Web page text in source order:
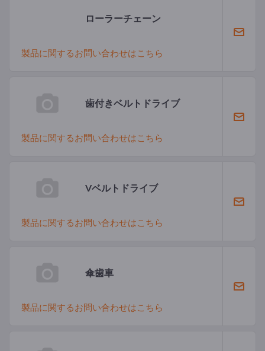
ローラーチェーン
製品に関するお問い合わせはこちら
歯付きベルトドライブ
製品に関するお問い合わせはこちら
Vベルトドライブ
製品に関するお問い合わせはこちら
傘歯車
製品に関するお問い合わせはこちら